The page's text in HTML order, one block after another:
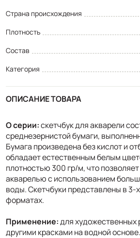
Страна происхождения
Плотность
Состав
Категория
ОПИСАНИЕ ТОВАРА
О серии:скетчбук для акварели
среднезернистой бумаги,
Бумага произведена без кислот и
обладает естественным белым
плотностью 300 гр/м, что
акварелью с использованием
воды. Скетчбуки представлены в 3-
форматах.
Применение:для художественных
другими красками на водной основе.